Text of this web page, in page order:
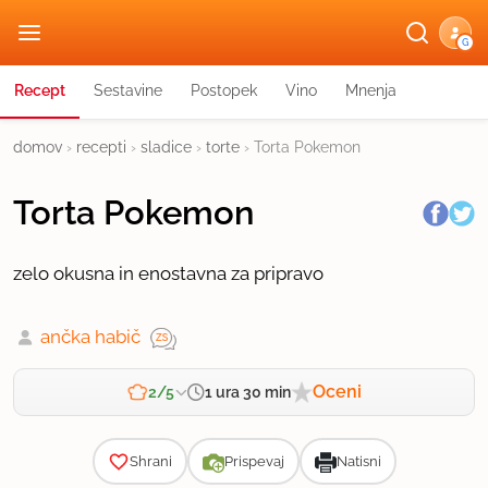
G
Recept Sestavine Postopek Vino Mnenja
domov › recepti › sladice › torte › Torta Pokemon
Torta Pokemon
zelo okusna in enostavna za pripravo
ančka habič
2/5 1 ura 30 min Oceni
Shrani Prispevaj Natisni